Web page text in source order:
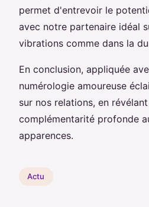
permet d'entrevoir le
avec notre partenaire idéal
vibrations comme dans la
En conclusion, appliquée
numérologie amoureuse
sur nos relations, en
complémentarité profonde
apparences.
Actu